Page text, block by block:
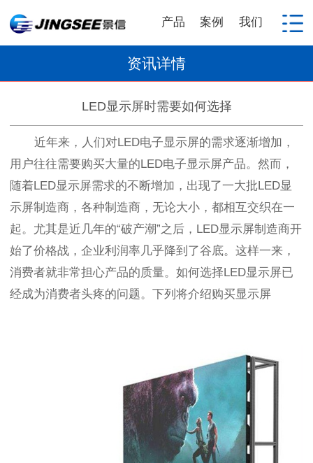
产品 案例 我们
资讯详情
LED显示屏时需要如何选择
近年来，人们对LED电子显示屏的需求逐渐增加，
用户往往需要购买大量的LED电子显示屏产品。然而，
随着LED显示屏需求的不断增加，出现了一大批LED显
示屏制造商，各种制造商，无论大小，都相互交织在一
起。尤其是近几年的“破产潮”之后，LED显示屏制造商开
始了价格战，企业利润率几乎降到了谷底。这样一来，
消费者就非常担心产品的质量。如何选择LED显示屏已
经成为消费者头疼的问题。下列将介绍购买显示屏